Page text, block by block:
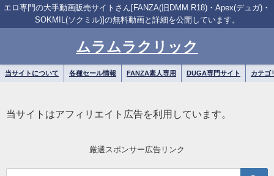
エロ専門の大手動画販売サイトさん[FANZA(旧DMM.R18)・Apex(デュガ)・
SOKMIL(ソクミル)]の無料動画と詳細を公開しています。
ムラムラクリック
当サイトについて 各種セール情報 FANZA素人専用 DUGA専門サイト カテゴ
当サイトはアフィリエイト広告を利用しています。
厳選スポンサー広告リンク